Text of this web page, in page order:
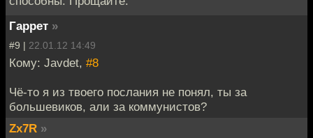
Гаррет »
#9 | 22.01.12 14:49
Кому: Javdet, #8
Чё-то я из твоего послания не понял, ты за
большевиков, али за коммунистов?
Zx7R »